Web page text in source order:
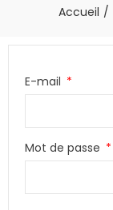
Accueil
E-mail
Mot de passe